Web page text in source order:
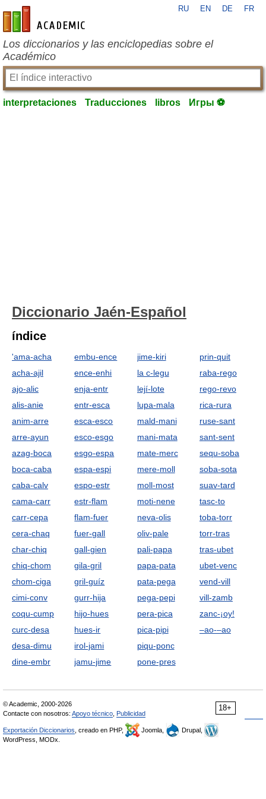
es-academic.com
RU EN DE FR
Los diccionarios y las enciclopedias sobre el
Académico
interpretaciones Traducciones libros Игры ⚽
Diccionario Jaén-Español
índice
'ama-acha
acha-ajil
ajo-alic
alis-anie
anim-arre
arre-ayun
azag-boca
boca-caba
caba-calv
cama-carr
carr-cepa
cera-chaq
char-chiq
chiq-chom
chom-ciga
cimi-conv
coqu-cump
curc-desa
desa-dimu
dine-embr
embu-ence
ence-enhi
enja-entr
entr-esca
esca-esco
esco-esgo
esgo-espa
espa-espi
espo-estr
estr-flam
flam-fuer
fuer-gall
gall-gien
gila-gril
gril-guíz
gurr-hija
hijo-hues
hues-ir
irol-jami
jamu-jime
jime-kiri
la c-legu
lejí-lote
lupa-mala
mald-mani
mani-mata
mate-merc
mere-moll
moll-most
moti-nene
neva-olis
oliv-pale
pali-papa
papa-pata
pata-pega
pega-pepi
pera-pica
pica-pipi
piqu-ponc
pone-pres
prin-quit
raba-rego
rego-revo
rica-rura
ruse-sant
sant-sent
sequ-soba
soba-sota
suav-tard
tasc-to
toba-torr
torr-tras
tras-ubet
ubet-venc
vend-vill
vill-zamb
zanc-¡oy!
–ao-–ao
18+
© Academic, 2000-2026
Contacte con nosotros: Apoyo técnico Publicidad
Exportación Diccionarios , creado en PHP, Joomla,
Drupal,
WordPress, MODx.